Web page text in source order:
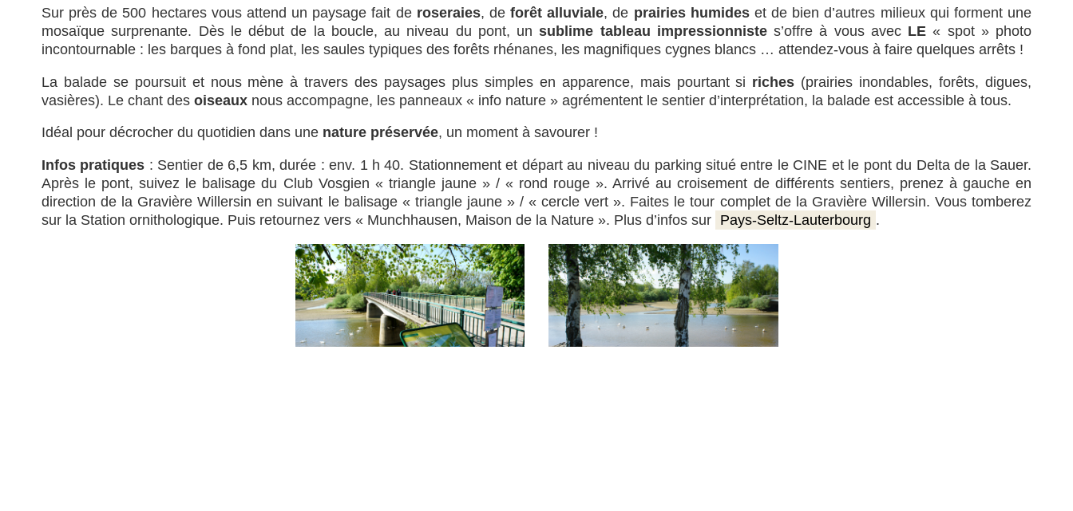
Sur près de 500 hectares vous attend un paysage fait de roseraies, deforêt alluviale, de prairies humideset de bien d’autres milieux qui forment une
mosaïque surprenante. Dès le début de la boucle, au niveau du pont, unsublime tableau impressionnistes’offre à vous avec LE« spot » photo
incontournable : les barques à fond plat, les saules typiques des forêts rhénanes, les magnifiques cygnes blancs … attendez-vous à faire quelques arrêts !
La balade se poursuit et nous mène à travers des paysages plus simples en apparence, mais pourtant si riches (prairies inondables, forêts, digues,
vasières). Le chant des oiseaux nous accompagne, les panneaux « info nature » agrémentent le sentier d’interprétation, la balade est accessible à tous.
Idéal pour décrocher du quotidien dans une nature préservée, un moment à savourer !
Infos pratiques : Sentier de 6,5 km, durée : env. 1 h 40. Stationnement et départ au niveau du parking situé entre le CINE et le pont du Delta de la Sauer.
Après le pont, suivez le balisage du Club Vosgien « triangle jaune » / « rond rouge ». Arrivé au croisement de différents sentiers, prenez à gauche en
direction de la Gravière Willersin en suivant le balisage « triangle jaune » / « cercle vert ». Faites le tour complet de la Gravière Willersin. Vous tomberez
sur la Station ornithologique. Puis retournez vers « Munchhausen, Maison de la Nature ». Plus d’infos sur Pays-Seltz-Lauterbourg .